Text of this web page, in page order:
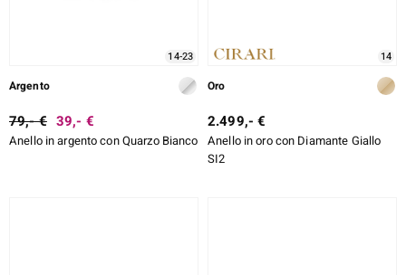
14-23
Argento
79,- € 39,- €
Anello in argento con Quarzo Bianco
14
Oro
2.499,- €
Anello in oro con Diamante Giallo
SI2